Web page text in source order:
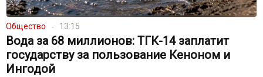
Общество 13:15
Вода за 68 миллионов: ТГК-14 заплатит
государству за пользование Кеноном и
Ингодой